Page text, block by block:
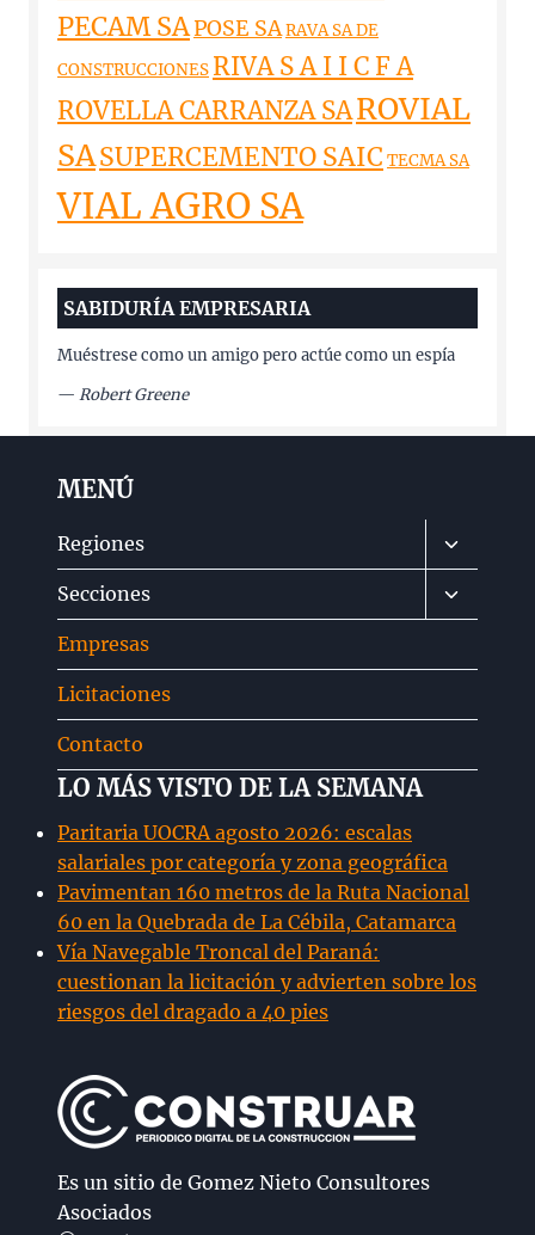
PECAM SAPOSE SARAVA SA DE
CONSTRUCCIONES RIVA S A I I C F A
ROVELLA CARRANZA SAROVIAL
SASUPERCEMENTO SAIC TECMA SA
VIAL AGRO SA
SABIDURÍA EMPRESARIA
Muéstrese como un amigo pero actúe como un espía
— Robert Greene
MENÚ
Regiones
Alternar
menú
hijo
Secciones
Alternar
menú
Empresas
Licitaciones
Contacto
LO MÁS VISTO DE LA SEMANA
Paritaria UOCRA agosto 2026: escalas
salariales por categoría y zona geográfica
Pavimentan 160 metros de la Ruta Nacional
60 en la Quebrada de La Cébila, Catamarca
Vía Navegable Troncal del Paraná:
cuestionan la licitación y advierten sobre los
riesgos del dragado a 40 pies
Es un sitio de Gomez Nieto Consultores
Asociados